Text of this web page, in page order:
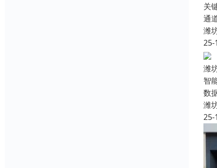
关
通
潍
25-
潍
智
数
潍
25-